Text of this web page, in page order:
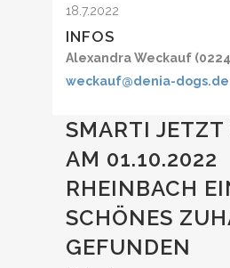
18.7.2022
INFOS
Alexandra Weckauf
weckauf@denia-dogs.de
SMARTI JETZT
AM 01.10.2022
RHEINBACH
SCHÖNES
GEFUNDEN